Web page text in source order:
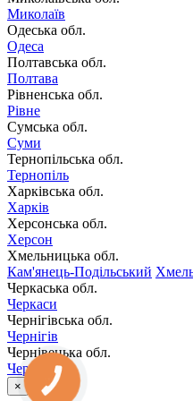
Миколаїв
Одеська обл.
Одеса
Полтавська обл.
Полтава
Рівненська обл.
Рівне
Сумська обл.
Суми
Тернопільська обл.
Тернопіль
Харківська обл.
Харків
Херсонська обл.
Херсон
Хмельницька обл.
Кам'янець-Подільський
Черкаська обл.
Черкаси
Чернігівська обл.
Чернігів
Чернівецька обл.
Чернівці
×
КНОПКА
ЗВ'ЯЗКУ